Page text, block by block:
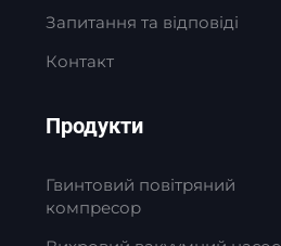
Запитання та відповіді
Контакт
Продукти
Гвинтовий повітряний
компресор